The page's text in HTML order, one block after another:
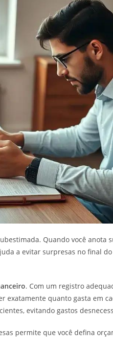
Quando você anota
a evitar surpresas no final
. Com um registro
exatamente quanto gasta em
evitando gastos
permite que você defina